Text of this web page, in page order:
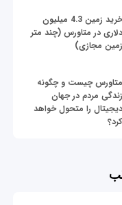
خرید زمین 4.3 میلیون
دلاری در متاورس (چند متر
زمین مجازی)
متاورس چیست و چگونه
زندگی مردم در جهان
دیجیتال را متحول خواهد
کرد؟